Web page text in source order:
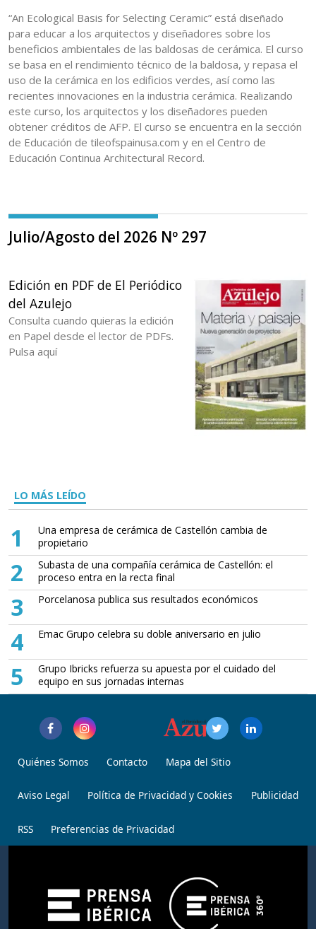
“An Ecological Basis for Selecting Ceramic” está diseñado
para educar a los arquitectos y diseñadores sobre los
beneficios ambientales de las baldosas de cerámica. El curso
se basa en el rendimiento técnico de la baldosa, y repasa el
uso de la cerámica en los edificios verdes, así como las
recientes innovaciones en la industria cerámica. Realizando
este curso, los arquitectos y los diseñadores pueden
obtener créditos de AFP. El curso se encuentra en la sección
de Educación de tileofspainusa.com y en el Centro de
Educación Continua Architectural Record.
Julio/Agosto del 2026 Nº 297
Edición en PDF de El Periódico
del Azulejo
Consulta cuando quieras la edición
en Papel desde el lector de PDFs.
Pulsa aquí
LO MÁS LEÍDO
1
Una empresa de cerámica de Castellón cambia de
propietario
2
Subasta de una compañía cerámica de Castellón: el
proceso entra en la recta final
3 Porcelanosa publica sus resultados económicos
4 Emac Grupo celebra su doble aniversario en julio
5
Grupo Ibricks refuerza su apuesta por el cuidado del
equipo en sus jornadas internas
Quiénes Somos Contacto Mapa del Sitio
Aviso Legal Política de Privacidad y Cookies Publicidad
RSS Preferencias de Privacidad